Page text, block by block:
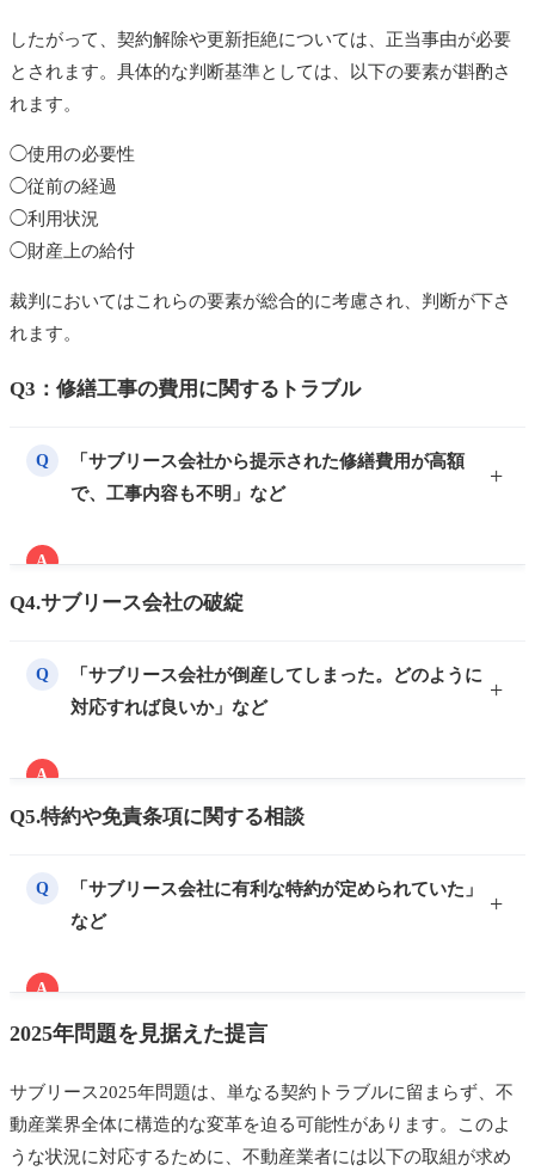
したがって、契約解除や更新拒絶については、正当事由が必要
とされます。具体的な判断基準としては、以下の要素が斟酌さ
れます。
◯使用の必要性
◯従前の経過
◯利用状況
◯財産上の給付
裁判においてはこれらの要素が総合的に考慮され、判断が下さ
れます。
Q3：修繕工事の費用に関するトラブル
Q
「サブリース会社から提示された修繕費用が高額
で、工事内容も不明」など
A
必須です。原則として修繕費用は物件オーナーの負担
ます。
要求された工事内容や見積額が適切かを十分に確認す
Q4.サブリース会社の破綻
Q
「サブリース会社が倒産してしまった。どのように
対応すれば良いか」など
A
き、管理戸数200戸以上のサブリース会社には賃貸住
この登録は資力の保障を意味しないため、業績不振に
よる倒産リスクが存在します。
し、オーナーが直接賃貸人としての地位を引き継ぐ必
◯賃借人への説明を速やかに行う
◯賃料振込先の変更を通知
Q5.特約や免責条項に関する相談
Q
「サブリース会社に有利な特約が定められていた」
など
A
特約や免責条項は有効です。しかし、サブリース新法
とで、トラブルが発生しています。
これらの相談に対応するためには、「賃貸住宅の管理
2025年問題を見据えた提言
サブリース2025年問題は、単なる契約トラブルに留まらず、不
動産業界全体に構造的な変革を迫る可能性があります。このよ
うな状況に対応するために、不動産業者には以下の取組が求め